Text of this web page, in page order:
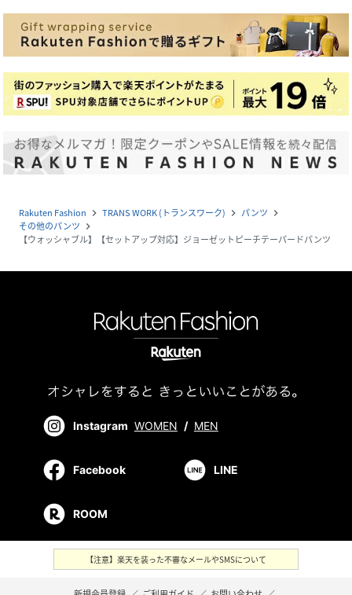
Rakuten Fashion navigate_next TRANS WORK (トランスワーク) navigate_next パンツ navigate_next
その他のパンツ navigate_next
【ウォッシャブル】【セットアップ対応】ジョーゼットピーチテーパードパンツ
Instagram WOMEN / MEN
Facebook LINE
ROOM
【注意】楽天を装った不審なメールやSMSについて